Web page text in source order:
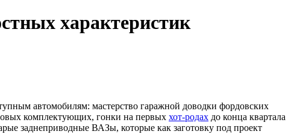
характеристик
автомобилям: мастерство гаражной доводки фордовских
комплектующих, гонки на первых хот-родах до конца квартала
заднеприводные ВАЗы, которые как заготовку под проект